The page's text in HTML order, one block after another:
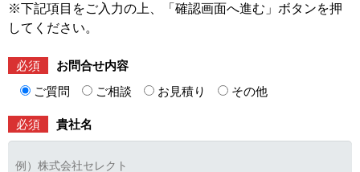
※下記項目をご入力の上、「確認画面へ進む」ボタンを押
してください。
必須
お問合せ内容
ご質問
ご相談 お見積り その他
必須 貴社名